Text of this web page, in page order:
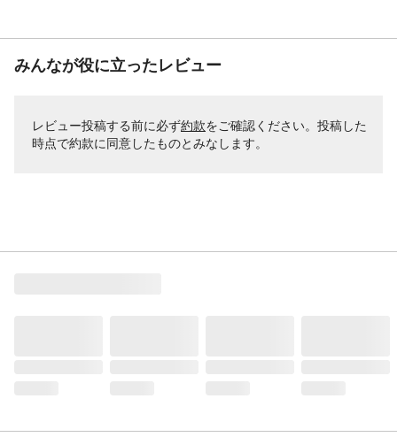
みんなが役に立ったレビュー
レビュー投稿する前に必ず約款をご確認ください。投稿した
時点で約款に同意したものとみなします。